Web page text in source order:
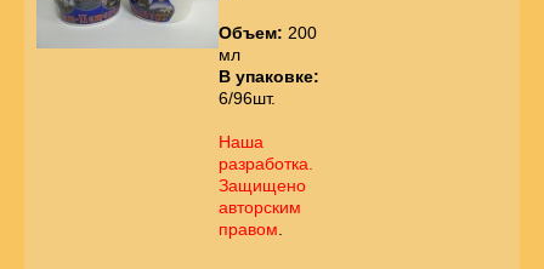
Объем: 200
мл
В упаковке:
6/96шт.
Наша
разработка.
Защищено
авторским
правом